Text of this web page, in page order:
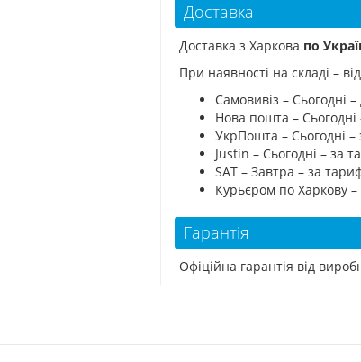
Доставка
Доставка з Харкова по
При наявності на складі –
Самовивіз – Сьогодні
Нова пошта –
УкрПошта – Сьогодні
Justin – Сьогодні – за
SAT – Завтра – за
Курьєром по Харкову
Гарантія
Офіційна гарантія від